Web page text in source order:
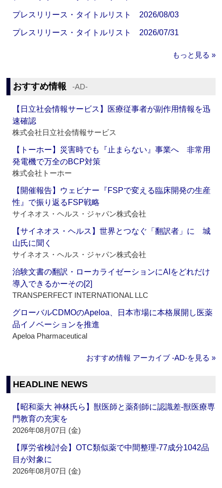
プレスリリース・タイトルリスト 2026/08/03
プレスリリース・タイトルリスト 2026/07/31
もっと見る »
おすすめ情報 ‐AD‐
【日立社会情報サービス】医療従事者が副作用情報を迅
速確認
株式会社日立社会情報サービス
【トーホー】災害時でも『止まらない』事業へ 非常用
発電機で万全のBCP対策
株式会社トーホー
【開催報告】ウェビナー『FSPで変える臨床開発の生産
性』で振り返るFSP戦略
サイネオス・ヘルス・ジャパン株式会社
【サイネオス・ヘルス】世界とつなぐ「翻訳者」に 城
山氏に聞く
サイネオス・ヘルス・ジャパン株式会社
治験文書の翻訳・ローカライゼーションにAIをどれだけ
導入できるかーその[2]
TRANSPERFECT INTERNATIONAL LLC
グローバルCDMOのApeloa、日本市場に本格展開し医薬
品イノベーションを推進
Apeloa Pharmaceutical
おすすめ情報 アーカイブ ‐AD‐を見る »
HEADLINE NEWS
【昭和薬大 神林氏ら】獣医師と薬剤師に認識差‐獣医療専
門教育の充実を
2026年08月07日 (金)
【厚労省検討会】OTC類似薬で中間整理‐77成分1042品
目が対象に
2026年08月07日 (金)